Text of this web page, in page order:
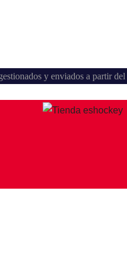
y enviados a partir